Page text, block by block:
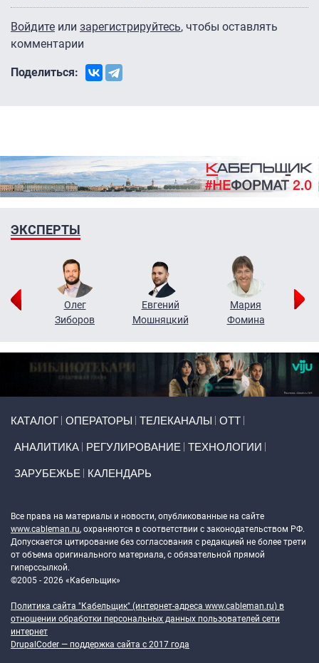
Войдите или зарегистрируйтесь, чтобы оставлять
комментарии
Поделиться:
ЭКСПЕРТЫ
Олег
Зиборов
Евгений
Мошняцкий
Мария
Фомина
КАТАЛОГ ОПЕРАТОРЫ ТЕЛЕКАНАЛЫ ОТТ
АНАЛИТИКА РЕГУЛИРОВАНИЕ ТЕХНОЛОГИИ
ЗАРУБЕЖЬЕ КАЛЕНДАРЬ
Все права на материалы и новости, опубликованные на сайте
www.cableman.ru, охраняются в соответствии с законодательством РФ.
Допускается цитирование без согласования с редакцией не более трети
от объема оригинального материала, с обязательной прямой
гиперссылкой.
©2005 - 2026 «Кабельщик»
Политика сайта "Кабельщик" (интернет-адреса www.cableman.ru) в
отношении обработки персональных данных пользователей сети
интернет
DrupalCoder — поддержка сайта c 2017 года